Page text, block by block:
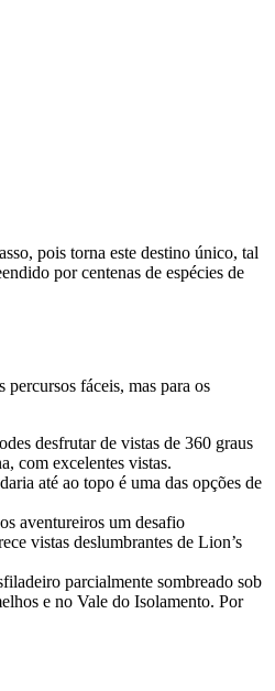
pois torna este destino único, tal
por centenas de espécies de
fáceis, mas para os
desfrutar de vistas de 360 graus
com excelentes vistas.
até ao topo é uma das opções de
aventureiros um desafio
vistas deslumbrantes de Lion’s
parcialmente sombreado sob
e no Vale do Isolamento. Por